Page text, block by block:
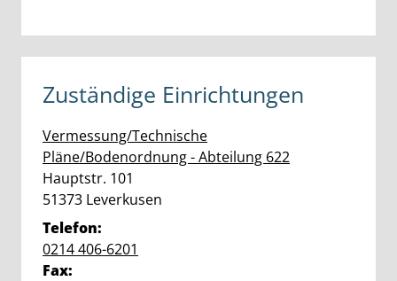
Zuständige Einrichtungen
Vermessung/Technische
Pläne/Bodenordnung - Abteilung 622
Straße:
Hauptstr. Hausnummer:
101
PLZ:
51373 Ort:
Leverkusen
Telefon:
0214 406-6201
Fax: